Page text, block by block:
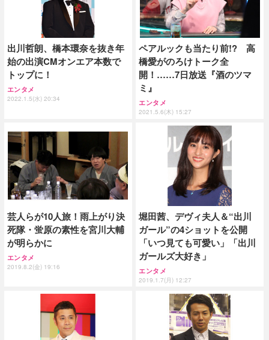
出川哲朗、橋本環奈を抜き年
始の出演CMオンエア本数で
トップに！
エンタメ
2022.1.5(水) 20:34
ペアルックも当たり前!? 高
橋愛がのろけトーク全
開！……7日放送『酒のツマ
ミ』
エンタメ
2021.5.6(木) 15:27
芸人らが10人旅！雨上がり決
死隊・蛍原の素性を宮川大輔
が明らかに
エンタメ
2019.8.2(金) 19:16
堀田茜、デヴィ夫人＆“出川
ガール”の4ショットを公開
「いつ見ても可愛い」「出川
ガールズ大好き」
エンタメ
2019.1.7(月) 12:27